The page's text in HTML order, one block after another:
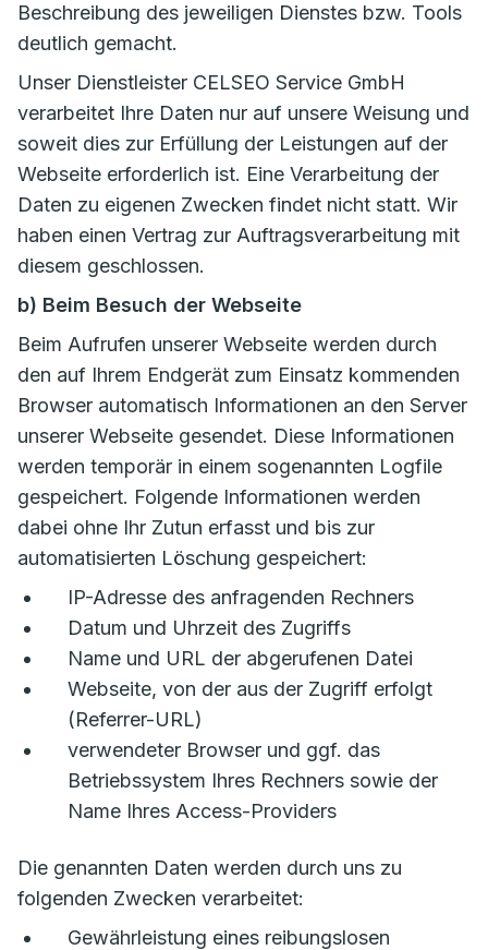
Beschreibung des jeweiligen Dienstes bzw. Tools
deutlich gemacht.
Unser Dienstleister CELSEO Service GmbH
verarbeitet Ihre Daten nur auf unsere Weisung und
soweit dies zur Erfüllung der Leistungen auf der
Webseite erforderlich ist. Eine Verarbeitung der
Daten zu eigenen Zwecken findet nicht statt. Wir
haben einen Vertrag zur Auftragsverarbeitung mit
diesem geschlossen.
b) Beim Besuch der Webseite
Beim Aufrufen unserer Webseite werden durch
den auf Ihrem Endgerät zum Einsatz kommenden
Browser automatisch Informationen an den Server
unserer Webseite gesendet. Diese Informationen
werden temporär in einem sogenannten Logfile
gespeichert. Folgende Informationen werden
dabei ohne Ihr Zutun erfasst und bis zur
automatisierten Löschung gespeichert:
IP-Adresse des anfragenden Rechners
Datum und Uhrzeit des Zugriffs
Name und URL der abgerufenen Datei
Webseite, von der aus der Zugriff erfolgt
(Referrer-URL)
verwendeter Browser und ggf. das
Betriebssystem Ihres Rechners sowie der
Name Ihres Access-Providers
Die genannten Daten werden durch uns zu
folgenden Zwecken verarbeitet:
Gewährleistung eines reibungslosen